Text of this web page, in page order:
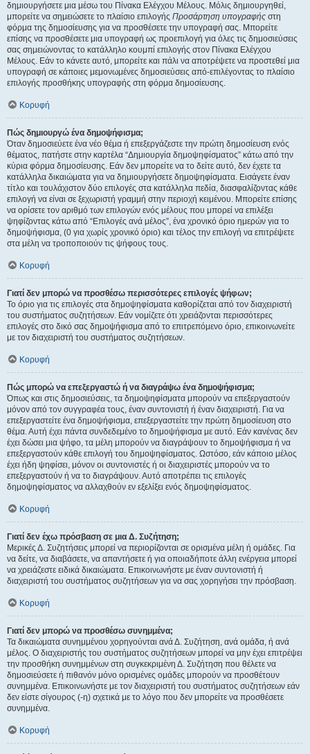
δημιουργήσετε μια μέσω του Πίνακα Ελέγχου Μέλους. Μόλις δημιουργηθεί,
μπορείτε να σημειώσετε το πλαίσιο επιλογής Προσάρτηση υπογραφής στη
φόρμα της δημοσίευσης για να προσθέσετε την υπογραφή σας. Μπορείτε
επίσης να προσθέσετε μια υπογραφή ως προεπιλογή για όλες τις δημοσιεύσεις
σας σημειώνοντας το κατάλληλο κουμπί επιλογής στον Πίνακα Ελέγχου
Μέλους. Εάν το κάνετε αυτό, μπορείτε και πάλι να αποτρέψετε να προστεθεί μια
υπογραφή σε κάποιες μεμονωμένες δημοσιεύσεις από-επιλέγοντας το πλαίσιο
επιλογής προσθήκης υπογραφής στη φόρμα δημοσίευσης.
Κορυφή
Πώς δημιουργώ ένα δημοψήφισμα;
Όταν δημοσιεύετε ένα νέο θέμα ή επεξεργάζεστε την πρώτη δημοσίευση ενός
θέματος, πατήστε στην καρτέλα “Δημιουργία δημοψηφίσματος” κάτω από την
κύρια φόρμα δημοσίευσης. Εάν δεν μπορείτε να το δείτε αυτό, δεν έχετε τα
κατάλληλα δικαιώματα για να δημιουργήσετε δημοψηφίσματα. Εισάγετε έναν
τίτλο και τουλάχιστον δύο επιλογές στα κατάλληλα πεδία, διασφαλίζοντας κάθε
επιλογή να είναι σε ξεχωριστή γραμμή στην περιοχή κειμένου. Μπορείτε επίσης
να ορίσετε τον αριθμό των επιλογών ενός μέλους που μπορεί να επιλέξει
ψηφίζοντας κάτω από “Επιλογές ανά μέλος”, ένα χρονικό όριο ημερών για το
δημοψήφισμα, (0 για χωρίς χρονικό όριο) και τέλος την επιλογή να επιτρέψετε
στα μέλη να τροποποιούν τις ψήφους τους.
Κορυφή
Γιατί δεν μπορώ να προσθέσω περισσότερες επιλογές ψήφων;
Το όριο για τις επιλογές στα δημοψηφίσματα καθορίζεται από τον διαχειριστή
του συστήματος συζητήσεων. Εάν νομίζετε ότι χρειάζονται περισσότερες
επιλογές στο δικό σας δημοψήφισμα από το επιτρεπόμενο όριο, επικοινωνείτε
με τον διαχειριστή του συστήματος συζητήσεων.
Κορυφή
Πώς μπορώ να επεξεργαστώ ή να διαγράψω ένα δημοψήφισμα;
Όπως και στις δημοσιεύσεις, τα δημοψηφίσματα μπορούν να επεξεργαστούν
μόνον από τον συγγραφέα τους, έναν συντονιστή ή έναν διαχειριστή. Για να
επεξεργαστείτε ένα δημοψήφισμα, επεξεργαστείτε την πρώτη δημοσίευση στο
θέμα. Αυτή έχει πάντα συνδεδεμένο το δημοψήφισμα με αυτό. Εάν κανένας δεν
έχει δώσει μια ψήφο, τα μέλη μπορούν να διαγράψουν το δημοψήφισμα ή να
επεξεργαστούν κάθε επιλογή του δημοψηφίσματος. Ωστόσο, εάν κάποιο μέλος
έχει ήδη ψηφίσει, μόνον οι συντονιστές ή οι διαχειριστές μπορούν να το
επεξεργαστούν ή να το διαγράψουν. Αυτό αποτρέπει τις επιλογές
δημοψηφίσματος να αλλαχθούν εν εξελίξει ενός δημοψηφίσματος.
Κορυφή
Γιατί δεν έχω πρόσβαση σε μια Δ. Συζήτηση;
Μερικές Δ. Συζητήσεις μπορεί να περιορίζονται σε ορισμένα μέλη ή ομάδες. Για
να δείτε, να διαβάσετε, να απαντήσετε ή για οποιαδήποτε άλλη ενέργεια μπορεί
να χρειάζεστε ειδικά δικαιώματα. Επικοινωνήστε με έναν συντονιστή ή
διαχειριστή του συστήματος συζητήσεων για να σας χορηγήσει την πρόσβαση.
Κορυφή
Γιατί δεν μπορώ να προσθέσω συνημμένα;
Τα δικαιώματα συνημμένου χορηγούνται ανά Δ. Συζήτηση, ανά ομάδα, ή ανά
μέλος. Ο διαχειριστής του συστήματος συζητήσεων μπορεί να μην έχει επιτρέψει
την προσθήκη συνημμένων στη συγκεκριμένη Δ. Συζήτηση που θέλετε να
δημοσιεύσετε ή πιθανόν μόνο ορισμένες ομάδες μπορούν να προσθέτουν
συνημμένα. Επικοινωνήστε με τον διαχειριστή του συστήματος συζητήσεων εάν
δεν είστε σίγουρος (-η) σχετικά με το λόγο που δεν μπορείτε να προσθέσετε
συνημμένα.
Κορυφή